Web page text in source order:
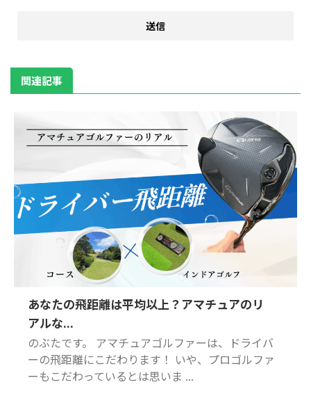
関連記事
あなたの飛距離は平均以上？アマチュアのリ
アルな...
のぶたです。 アマチュアゴルファーは、ドライバ
ーの飛距離にこだわります！ いや、プロゴルファ
ーもこだわっているとは思いま ...